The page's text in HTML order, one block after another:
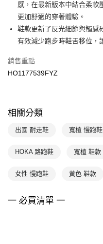
每筆NT$100，滿NT$1,500(含
感，在最新版本中結合柔軟
更加舒適的穿著體驗。
鞋款更新了反光細節與觸感
有效減少跑步時鞋舌移位，
銷售重點
HO1177539FYZ
相關分類
出國 耐走鞋 寬楦 慢跑鞋
HOKA 路跑鞋 寬楦 鞋款
女性 慢跑鞋 黃色 鞋款
一 必買清單 一